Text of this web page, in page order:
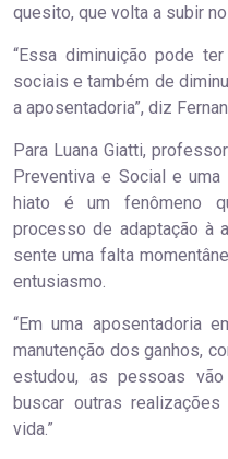
quesito, que volta a subir
“Essa diminuição pode
sociais e também de
a aposentadoria”, diz
Para Luana Giatti,
Preventiva e Social e
hiato é um fenômeno
processo de adaptação à
sente uma falta
entusiasmo.
“Em uma aposentadoria
manutenção dos ganhos,
estudou, as pessoas
buscar outras
vida.”